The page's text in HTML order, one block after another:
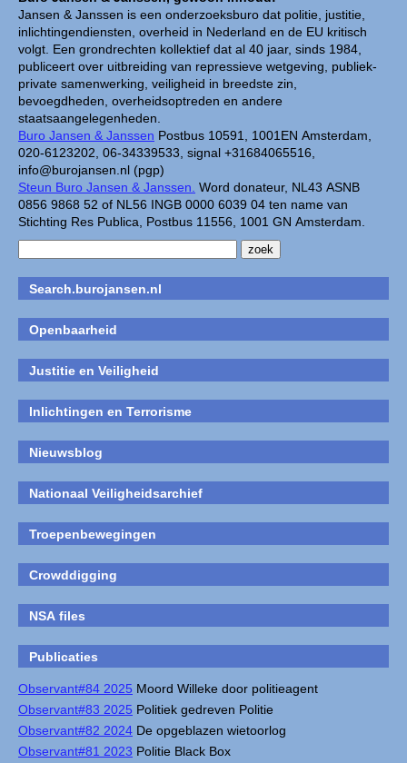
Jansen & Janssen is een onderzoeksburo dat politie, justitie,
inlichtingendiensten, overheid in Nederland en de EU kritisch
volgt. Een grondrechten kollektief dat al 40 jaar, sinds 1984,
publiceert over uitbreiding van repressieve wetgeving, publiek-
private samenwerking, veiligheid in breedste zin,
bevoegdheden, overheidsoptreden en andere
staatsaangelegenheden.
Buro Jansen & Janssen Postbus 10591, 1001EN Amsterdam,
020-6123202, 06-34339533, signal +31684065516,
info@burojansen.nl (pgp)
Steun Buro Jansen & Janssen. Word donateur, NL43 ASNB
0856 9868 52 of NL56 INGB 0000 6039 04 ten name van
Stichting Res Publica, Postbus 11556, 1001 GN Amsterdam.
Search.burojansen.nl
Openbaarheid
Justitie en Veiligheid
Inlichtingen en Terrorisme
Nieuwsblog
Nationaal Veiligheidsarchief
Troepenbewegingen
Crowddigging
NSA files
Publicaties
Observant#84 2025 Moord Willeke door politieagent
Observant#83 2025 Politiek gedreven Politie
Observant#82 2024 De opgeblazen wietoorlog
Observant#81 2023 Politie Black Box